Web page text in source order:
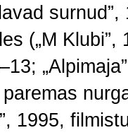
(„M Klubi”,
1995,